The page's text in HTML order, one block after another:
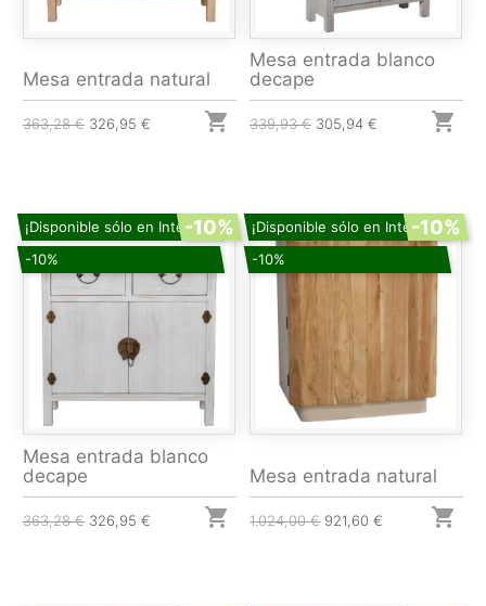
Mesa entrada natural
363,28 € 326,95 € 
Mesa entrada blanco
decape
339,93 € 305,94 € 
¡Disponible sólo en Internet!
-10%
-10%
Mesa entrada blanco
decape
363,28 € 326,95 € 
¡Disponible sólo en Internet!
-10%
-10%
Mesa entrada natural
1.024,00 € 921,60 € 